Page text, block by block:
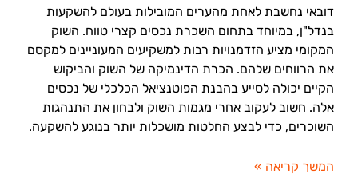
דובאי נחשבת לאחת מהערים המובילות בעולם להשקעות
בנדל"ן, במיוחד בתחום השכרת נכסים קצרי טווח. השוק
המקומי מציע הזדמנויות רבות למשקיעים המעוניינים למקסם
את הרווחים שלהם. הכרת הדינמיקה של השוק והביקוש
הקיים יכולה לסייע בהבנת הפוטנציאל הכלכלי של נכסים
אלה. חשוב לעקוב אחרי מגמות השוק ולבחון את התנהגות
השוכרים, כדי לבצע החלטות מושכלות יותר בנוגע להשקעה.
המשך קריאה »